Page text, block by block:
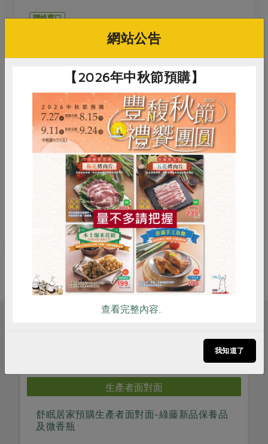
聯絡窗口
(02)2626-9765
活動介紹
5/9（六）2:30-4:00
禾乃川2種口味米潤飲品嚐
（原味、紫米😍）
禾乃川豆乳做豆花🌹
甘糀味增佐禾乃川豆腐
米潤飲做生巧克力🍫
銀髮族米潤芝麻高鈣飲
生產者面對面
眠居家預購生產者面對面-綠藤新品保養品
RPET 食譜 減硝酸鹽
雞蛋 食安 共同購買
網站公告
【2026年中秋節預購】
查看完整內容..
我知道了